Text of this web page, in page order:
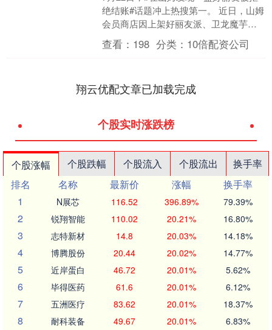
绝结账#话题冲上热搜第一。 近日，山姆
会员商店因上架好丽友派、卫龙魔芋爽
等商品，引发会员强烈不满。澎湃新闻
探访广州天河门店....
查看： 198 分类： 10倍配资公司
翔云优配文章已加载完成
个股实时涨跌榜
个股涨幅 个股跌幅 个股流入 个股流出
换手率
排名
名称 最新价 涨幅
换手率
1
N展芯 116.52 396.89% 79.39%
2 锐翔智能 110.02 20.21% 16.80%
3 志特新材 14.8 20.03% 14.18%
4 博腾股份 20.44 20.02% 14.77%
5 近岸蛋白 46.72 20.01% 5.62%
6 毕得医药 61.6 20.01% 6.12%
7 五洲医疗 83.62 20.01% 18.37%
8 耐科装备 49.67 20.01% 6.83%